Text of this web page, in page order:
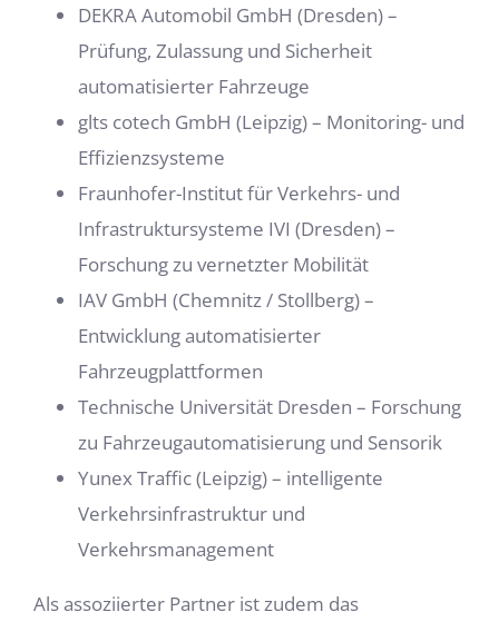
DEKRA Automobil GmbH (Dresden) –
Prüfung, Zulassung und Sicherheit
automatisierter Fahrzeuge
glts cotech GmbH (Leipzig) – Monitoring- und
Effizienzsysteme
Fraunhofer-Institut für Verkehrs- und
Infrastruktursysteme IVI (Dresden) –
Forschung zu vernetzter Mobilität
IAV GmbH (Chemnitz / Stollberg) –
Entwicklung automatisierter
Fahrzeugplattformen
Technische Universität Dresden – Forschung
zu Fahrzeugautomatisierung und Sensorik
Yunex Traffic (Leipzig) – intelligente
Verkehrsinfrastruktur und
Verkehrsmanagement
Als assoziierter Partner ist zudem das